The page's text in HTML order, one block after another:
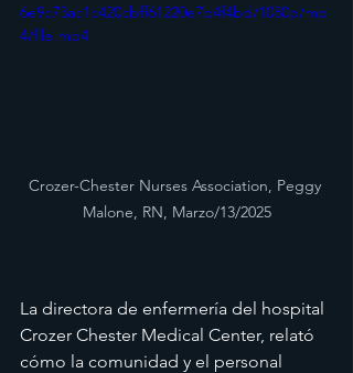
6e9c73ac1c420cbff61220e7b4f4bd/1080p/mp
4/file.mp4
Crozer-Chester Nurses Association, Peggy
Malone, RN, Marzo/13/2025
La directora de enfermería del hospital
Crozer Chester Medical Center, relató
cómo la comunidad y el personal